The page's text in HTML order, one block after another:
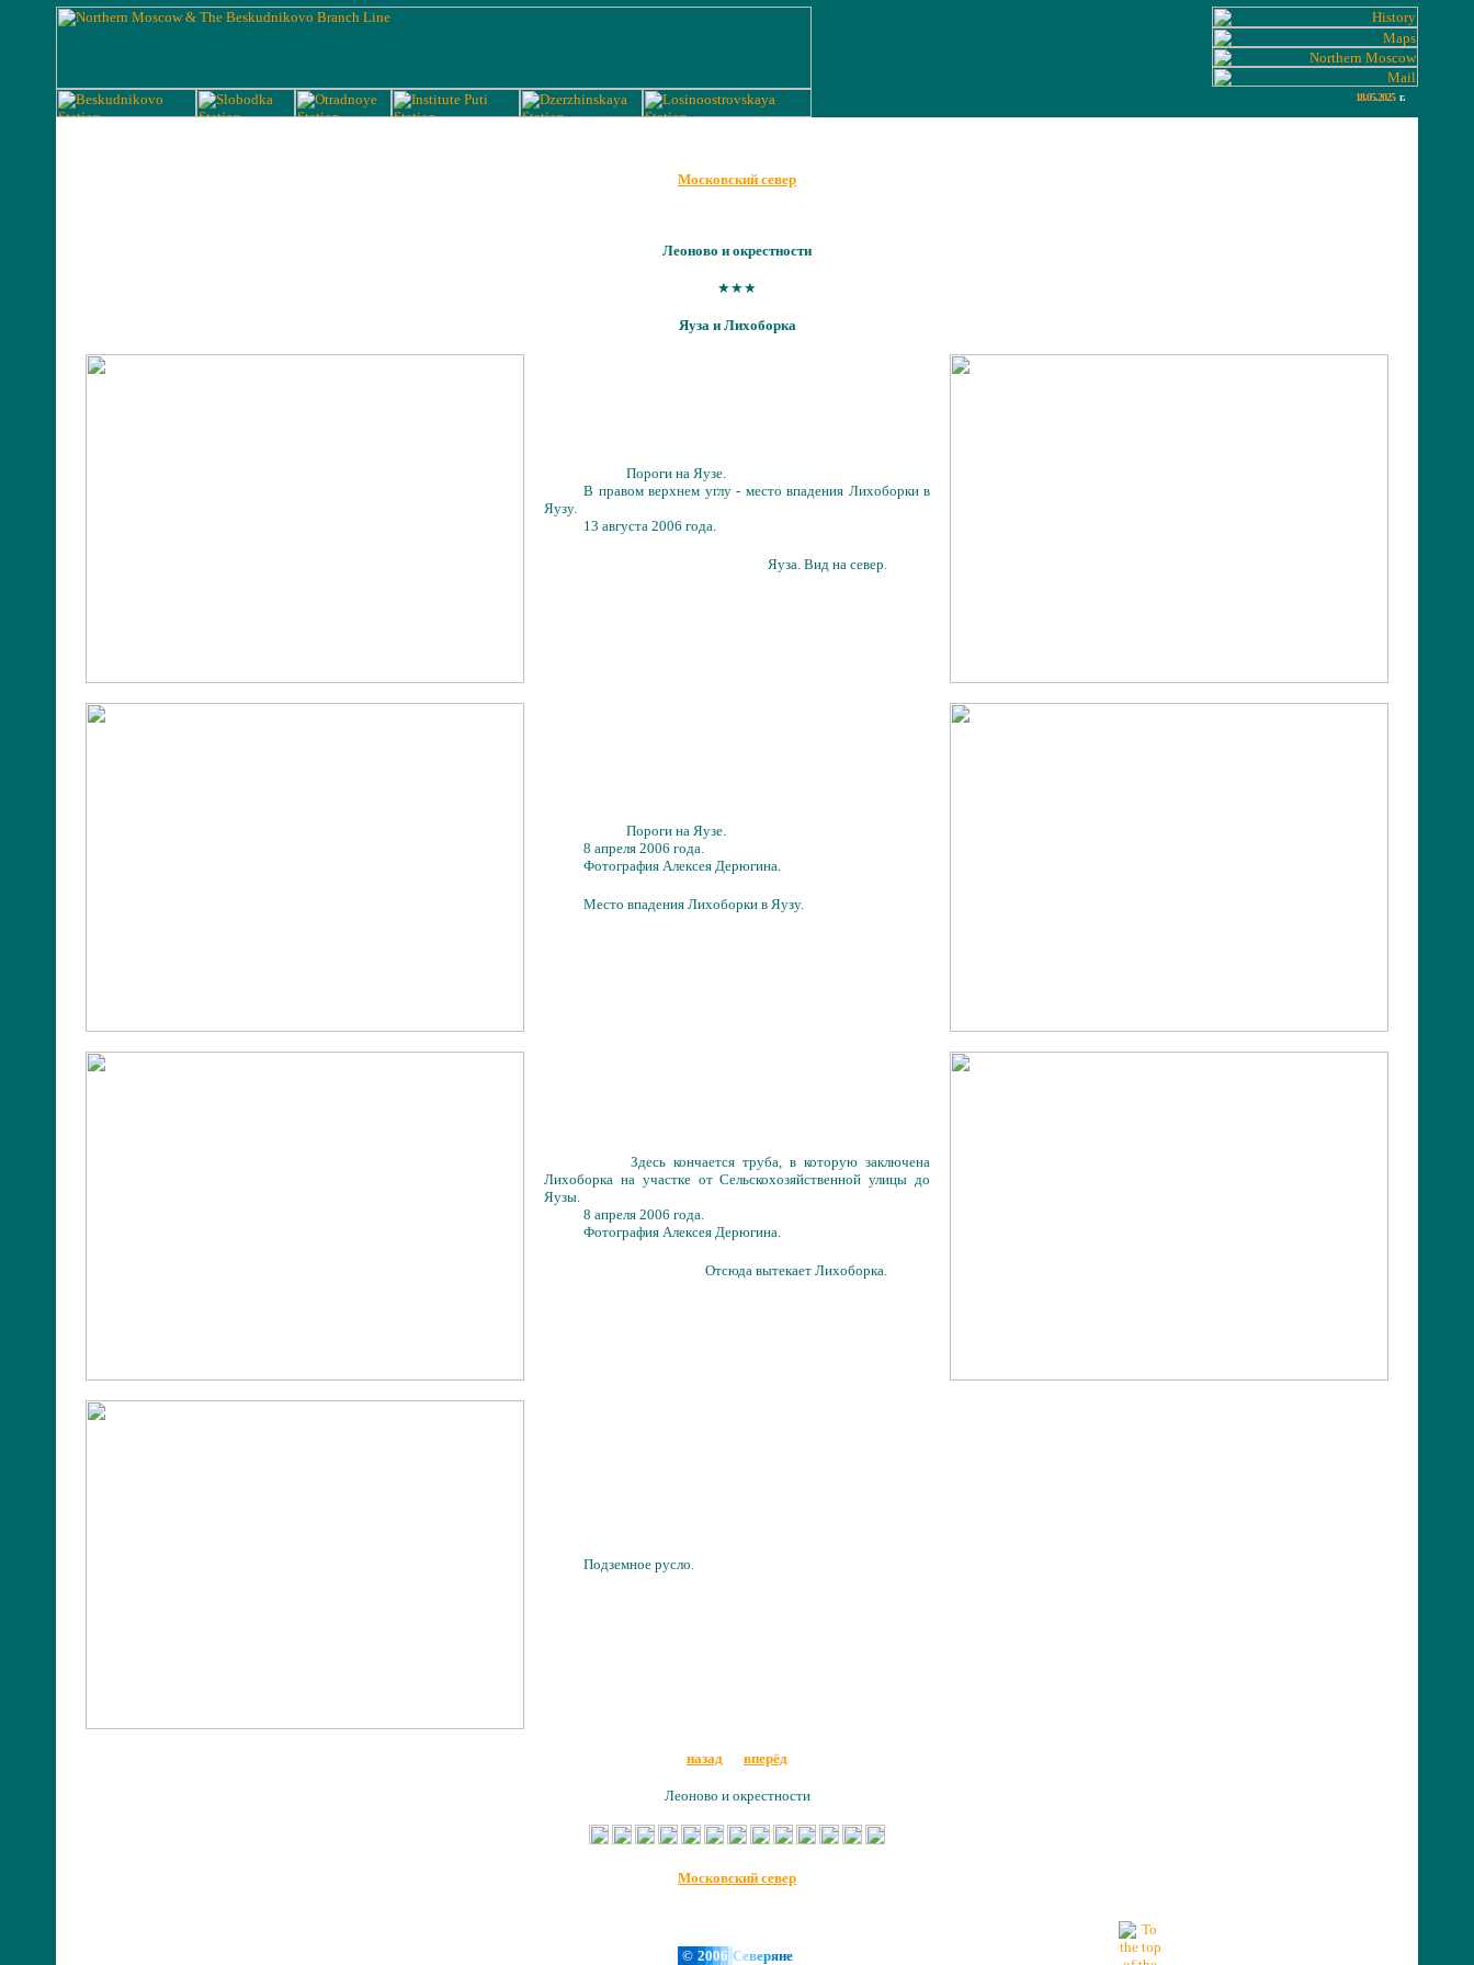
18.05.2025 г.
Московский север
Леоново и окрестности
★★★
Яуза и Лихоборка
Пороги на Яузе.
В правом верхнем углу - место впадения Лихоборки в
Яузу.
13 августа 2006 года.
Яуза. Вид на север.
Пороги на Яузе.
8 апреля 2006 года.
Фотография Алексея Дерюгина.
Место впадения Лихоборки в Яузу.
Здесь кончается труба, в которую заключена
Лихоборка на участке от Сельскохозяйственной улицы до
Яузы.
8 апреля 2006 года.
Фотография Алексея Дерюгина.
Отсюда вытекает Лихоборка.
Подземное русло.
назад вперёд
Леоново и окрестности
Московский север
© 2006 Cеверяне